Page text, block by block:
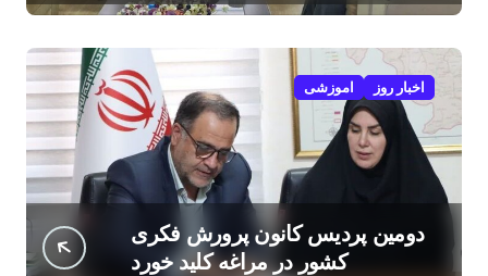
اخبار روز اموزشی
دومین پردیس کانون پرورش فکری
کشور در مراغه کلید خورد